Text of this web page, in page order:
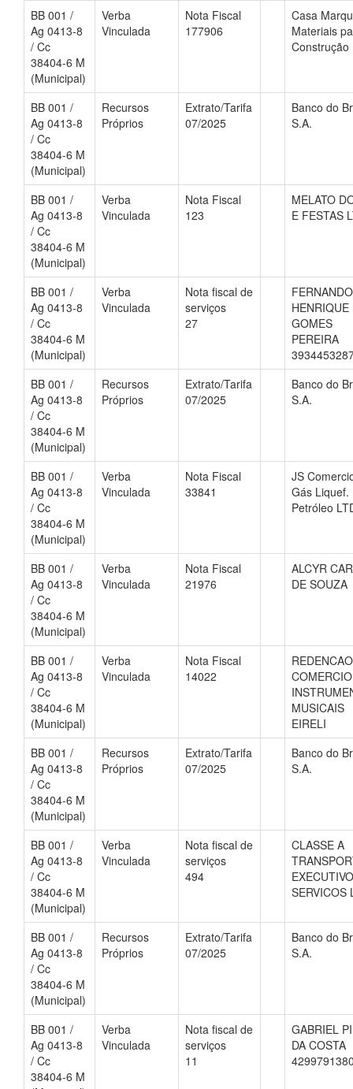
BB 001 /
Ag 0413-8
/ Cc
38404-6 M
(Municipal)
Verba
Vinculada
Nota Fiscal
177906
Casa
Materiais
Construção
BB 001 /
Ag 0413-8
/ Cc
38404-6 M
(Municipal)
Recursos
Próprios
Extrato/Tarifa
07/2025
Banco do
S.A.
BB 001 /
Ag 0413-8
/ Cc
38404-6 M
(Municipal)
Verba
Vinculada
Nota Fiscal
123
MELATO
E FESTAS
BB 001 /
Ag 0413-8
/ Cc
38404-6 M
(Municipal)
Verba
Vinculada
Nota fiscal de
serviços
27
FERNANDO
HENRIQUE
GOMES
PEREIRA
BB 001 /
Ag 0413-8
/ Cc
38404-6 M
(Municipal)
Recursos
Próprios
Extrato/Tarifa
07/2025
Banco do
S.A.
BB 001 /
Ag 0413-8
/ Cc
38404-6 M
(Municipal)
Verba
Vinculada
Nota Fiscal
33841
JS
Gás Liquef.
Petróleo
BB 001 /
Ag 0413-8
/ Cc
38404-6 M
(Municipal)
Verba
Vinculada
Nota Fiscal
21976
ALCYR
DE SOUZA
BB 001 /
Ag 0413-8
/ Cc
38404-6 M
(Municipal)
Verba
Vinculada
Nota Fiscal
14022
REDENCAO
MUSICAIS
EIRELI
BB 001 /
Ag 0413-8
/ Cc
38404-6 M
(Municipal)
Recursos
Próprios
Extrato/Tarifa
07/2025
Banco do
S.A.
BB 001 /
Ag 0413-8
/ Cc
38404-6 M
(Municipal)
Verba
Vinculada
Nota fiscal de
serviços
494
CLASSE A
SERVICOS
BB 001 /
Ag 0413-8
/ Cc
38404-6 M
(Municipal)
Recursos
Próprios
Extrato/Tarifa
07/2025
Banco do
S.A.
BB 001 /
Ag 0413-8
/ Cc
38404-6 M
Verba
Vinculada
Nota fiscal de
serviços
11
GABRIEL
DA COSTA